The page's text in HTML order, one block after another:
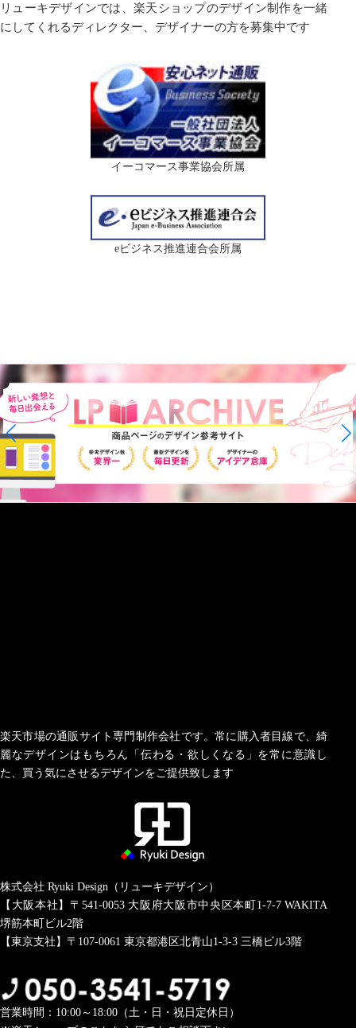
リューキデザインでは、楽天ショップのデザイン制作を一緒
にしてくれるディレクター、デザイナーの方を募集中です
イーコマース事業協会所属
eビジネス推進連合会所属
楽天市場の通販サイト専門制作会社です。常に購入者目線で、綺
麗なデザインはもちろん「伝わる・欲しくなる」を常に意識し
た、買う気にさせるデザインをご提供致します
株式会社 Ryuki Design（リューキデザイン）
【大阪本社】〒541-0053大阪府大阪市中央区本町1-7-7 WAKITA
堺筋本町ビル2階
【東京支社】〒107-0061 東京都港区北青山1-3-3 三橋ビル3階
営業時間：10:00～18:00（土・日・祝日定休日）